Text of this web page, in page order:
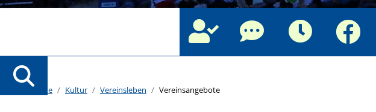
Startseite Kultur Vereinsleben Vereinsangebote